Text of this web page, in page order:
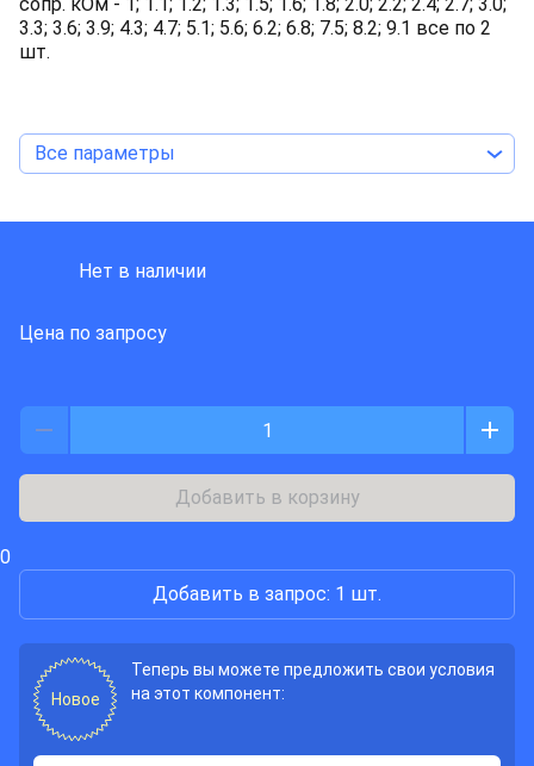
3.3; 3.6; 3.9; 4.3; 4.7; 5.1; 5.6; 6.2; 6.8; 7.5; 8.2; 9.1 все по 2
шт.
Все параметры
Нет в наличии
Цена по запросу
Добавить в корзину
0
Добавить в запрос: 1 шт.
Новое
Теперь вы можете предложить свои условия
на этот компонент: